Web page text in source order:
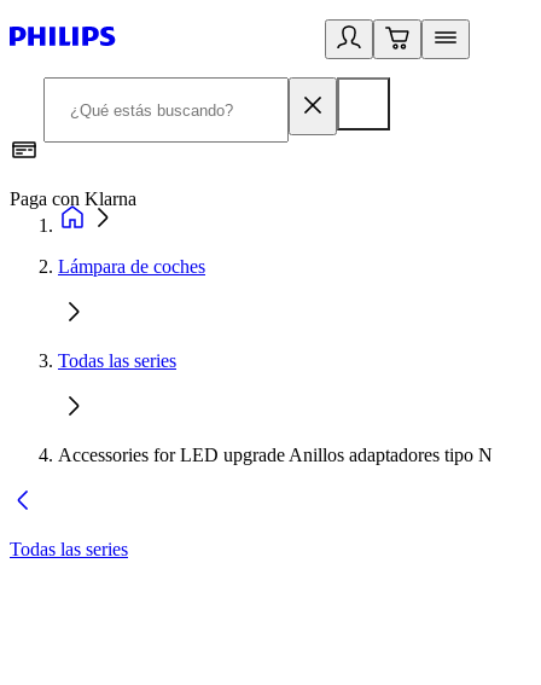
Paga con Klarna
Lámpara de coches
Todas las series
Accessories for LED upgrade Anillos adaptadores tipo N
Todas las series